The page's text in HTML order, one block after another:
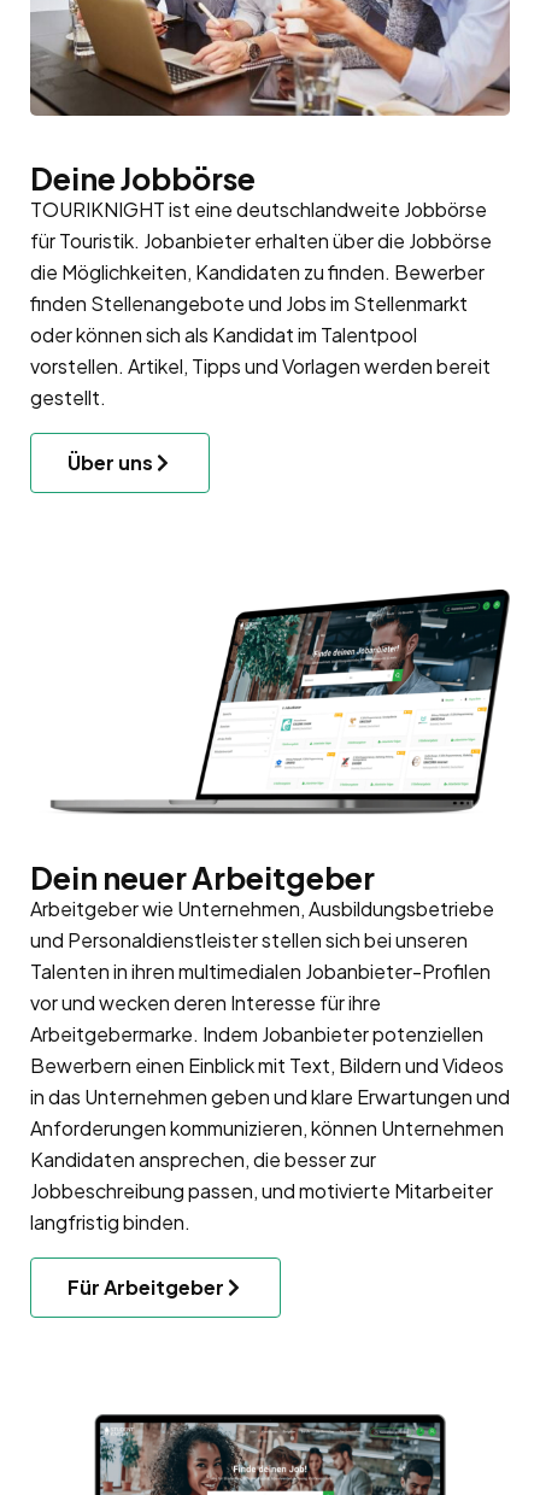
Deine Jobbörse
TOURIKNIGHT ist eine deutschlandweite Jobbörse
für Touristik. Jobanbieter erhalten über die Jobbörse
die Möglichkeiten, Kandidaten zu finden. Bewerber
finden Stellenangebote und Jobs im Stellenmarkt
oder können sich als Kandidat im Talentpool
vorstellen. Artikel, Tipps und Vorlagen werden bereit
gestellt.
Über uns
Dein neuer Arbeitgeber
Arbeitgeber wie Unternehmen, Ausbildungsbetriebe
und Personaldienstleister stellen sich bei unseren
Talenten in ihren multimedialen Jobanbieter-Profilen
vor und wecken deren Interesse für ihre
Arbeitgebermarke. Indem Jobanbieter potenziellen
Bewerbern einen Einblick mit Text, Bildern und Videos
in das Unternehmen geben und klare Erwartungen und
Anforderungen kommunizieren, können Unternehmen
Kandidaten ansprechen, die besser zur
Jobbeschreibung passen, und motivierte Mitarbeiter
langfristig binden.
Für Arbeitgeber